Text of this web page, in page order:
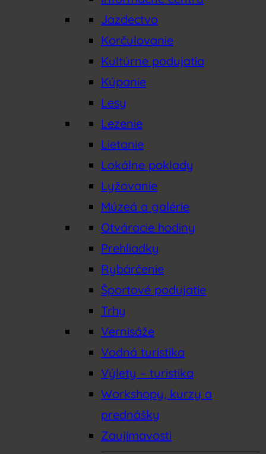
Jazdectvo
Korčulovanie
Kultúrne podujatia
Kúpanie
Lesy
Lezenie
Lietanie
Lokálne poklady
Lyžovanie
Múzeá a galérie
Otváracie hodiny
Prehliadky
Rybárčenie
Športové podujatie
Trhy
Vernisáže
Vodná turistika
Výlety – turistika
Workshopy, kurzy a
prednášky
Zaujímavosti